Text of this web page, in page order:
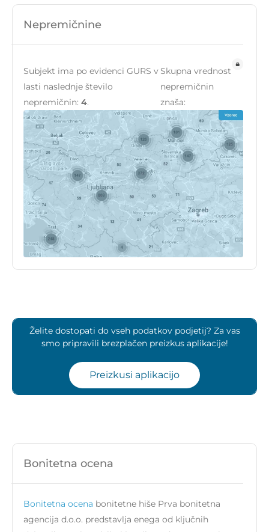
Nepremičnine
Subjekt ima po evidenci GURS v
lasti naslednje število
nepremičnin: 4.
Skupna vrednost
nepremičnin
znaša:
Želite dostopati do vseh podatkov podjetij? Za vas
smo pripravili brezplačen preizkus aplikacije!
Preizkusi aplikacijo
Bonitetna ocena
Bonitetna ocena bonitetne hiše Prva bonitetna
agencija d.o.o. predstavlja enega od ključnih